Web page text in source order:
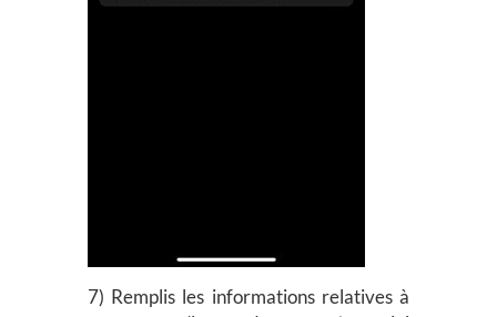
7) Remplis les informations relatives à